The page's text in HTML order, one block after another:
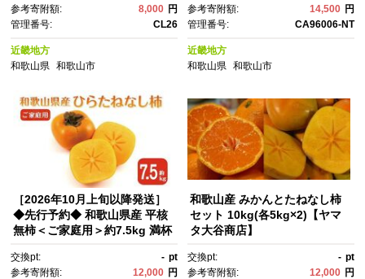
参考寄附額:
8,000 円
管理番号:
CL26
近畿地方
和歌山県
和歌山市
参考寄附額:
14,500 円
管理番号:
CA96006-NT
近畿地方
和歌山県 和歌山市
［2026年10月上旬以降発送］
◆先行予約◆ 和歌山県産 平核
無柿＜ご家庭用＞約7.5kg 満杯
たね 訳あり ［MG87］
交換pt: - pt
参考寄附額:
12,000 円
和歌山産 みかんとたねなし柿
セット 10kg(各5kg×2)【ヤマ
タ大谷商店】
交換pt: - pt
参考寄附額:
12,000 円